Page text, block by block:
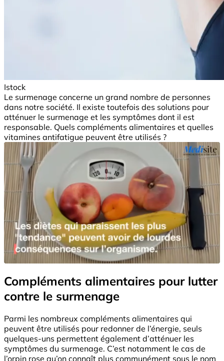
Istock
Le surmenage concerne un grand nombre de personnes
dans notre société. Il existe toutefois des solutions pour
atténuer le surmenage et les symptômes dont il est
responsable. Quels compléments alimentaires et quelles
vitamines antifatigue peuvent être utilisés ?
Compléments alimentaires pour lutter
contre le surmenage
Parmi les nombreux compléments alimentaires qui
peuvent être utilisés pour redonner de l’énergie, seuls
quelques-uns permettent également d’atténuer les
symptômes du surmenage. C’est notamment le cas de
l’orpin rose qu’on connaît plus communément sous le nom